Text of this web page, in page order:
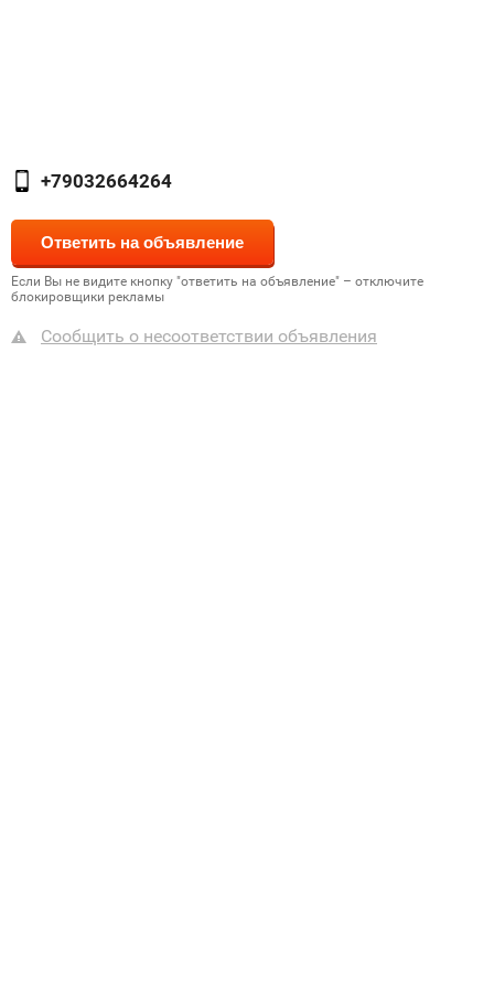
+79032664264
Если Вы не видите кнопку "ответить на объявление" – отключите
блокировщики рекламы
Сообщить о несоответствии объявления